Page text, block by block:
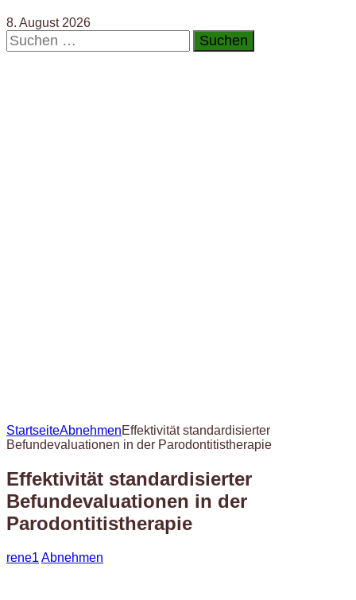
8. August 2026
Suchen
nach:
StartseiteAbnehmenEffektivität standardisierter
Befundevaluationen in der Parodontitistherapie
Effektivität standardisierter
Befundevaluationen in der
Parodontitistherapie
rene1 Abnehmen